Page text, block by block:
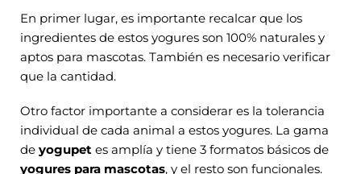
En primer lugar, es importante recalcar que los
ingredientes de estos yogures son 100% naturales y
aptos para mascotas. También es necesario verificar
que la cantidad.
Otro factor importante a considerar es la tolerancia
individual de cada animal a estos yogures. La gama
de yogupet es amplía y tiene 3 formatos básicos de
yogures para mascotas, y el resto son funcionales.